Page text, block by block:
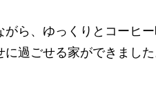
がら、ゆっくりとコーヒ
過ごせる家ができました